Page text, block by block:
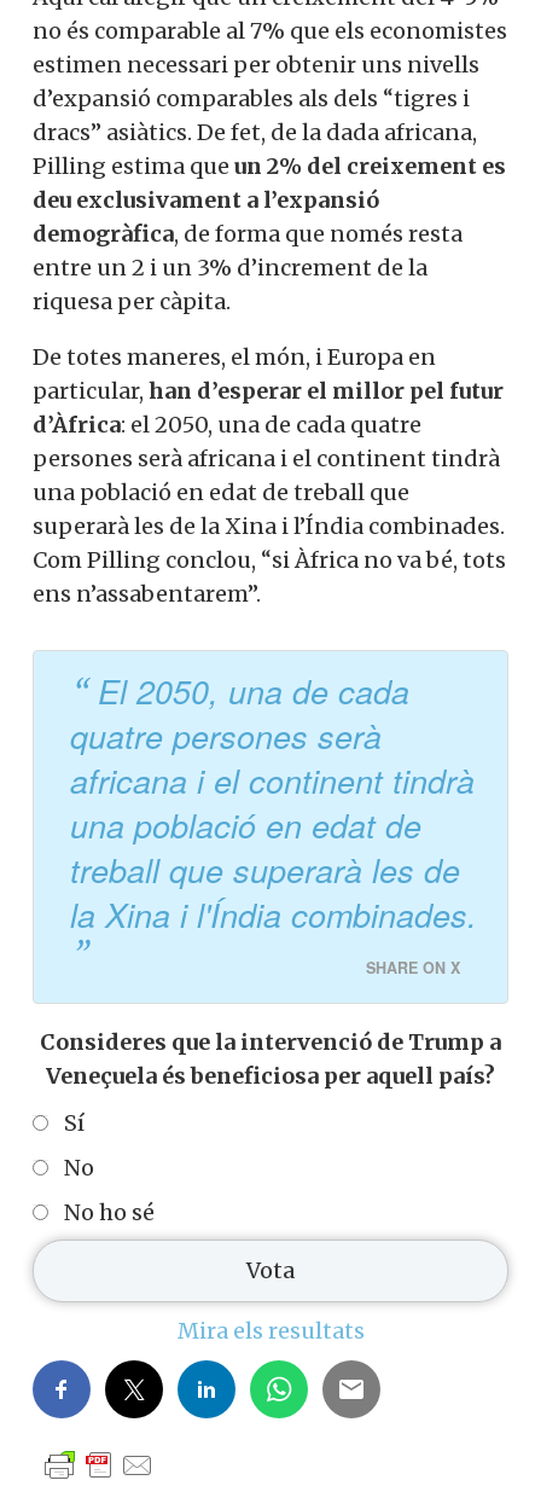
no és comparable al 7% que els economistes
estimen necessari per obtenir uns nivells
d’expansió comparables als dels “tigres i
dracs” asiàtics. De fet, de la dada africana,
Pilling estima que un 2% del creixement es
deu exclusivament a l’expansió
demogràfica, de forma que només resta
entre un 2 i un 3% d’increment de la
riquesa per càpita.
De totes maneres, el món, i Europa en
particular, han d’esperar el millor pel futur
d’Àfrica: el 2050, una de cada quatre
persones serà africana i el continent tindrà
una població en edat de treball que
superarà les de la Xina i l’Índia combinades.
Com Pilling conclou, “si Àfrica no va bé, tots
ens n’assabentarem”.
El 2050, una de cada
quatre persones serà
africana i el continent tindrà
una població en edat de
treball que superarà les de
la Xina i l'Índia combinades.
SHARE ON X
Consideres que la intervenció de Trump a
Veneçuela és beneficiosa per aquell país?
Sí
No
No ho sé
Mira els resultats